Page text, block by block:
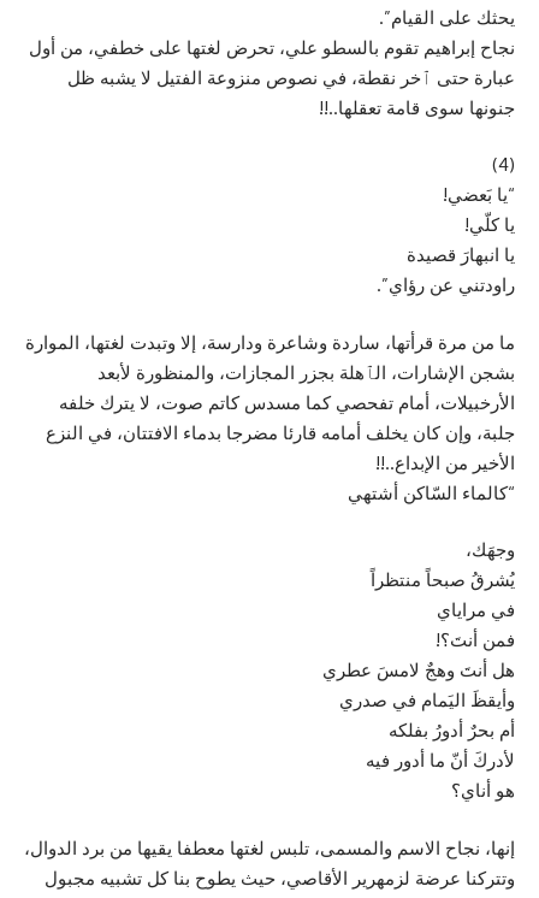
يحثك على القيام”.
نجاح إبراهيم تقوم بالسطو علي، تحرض لغتها على خطفي، من أول
عبارة حتى ٱخر نقطة، في نصوص منزوعة الفتيل لا يشبه ظل
جنونها سوى قامة تعقلها..!!
(4)
“يا بَعضي!
يا كلّي!
يا انبهارَ قصيدة
راودتني عن رؤاي”.
ما من مرة قرأتها، ساردة وشاعرة ودارسة، إلا وتبدت لغتها، الموارة
بشجن الإشارات، الٱهلة بجزر المجازات، والمنظورة لأبعد
الأرخبيلات، أمام تفحصي كما مسدس كاتم صوت، لا يترك خلفه
جلبة، وإن كان يخلف أمامه قارئا مضرجا بدماء الافتتان، في النزع
الأخير من الإبداع..!!
“كالماء السّاكن أشتهي
وجهَك،
يُشرقُ صبحاً منتظراً
في مراياي
فمن أنتَ؟!
هل أنتَ وهجٌ لامسَ عطري
وأيقظَ اليَمام في صدري
أم بحرٌ أدورُ بفلكه
لأدركَ أنّ ما أدور فيه
هو أناي؟
إنها، نجاح الاسم والمسمى، تلبس لغتها معطفا يقيها من برد الدوال،
وتتركنا عرضة لزمهرير الأقاصي، حيث يطوح بنا كل تشبيه مجبول